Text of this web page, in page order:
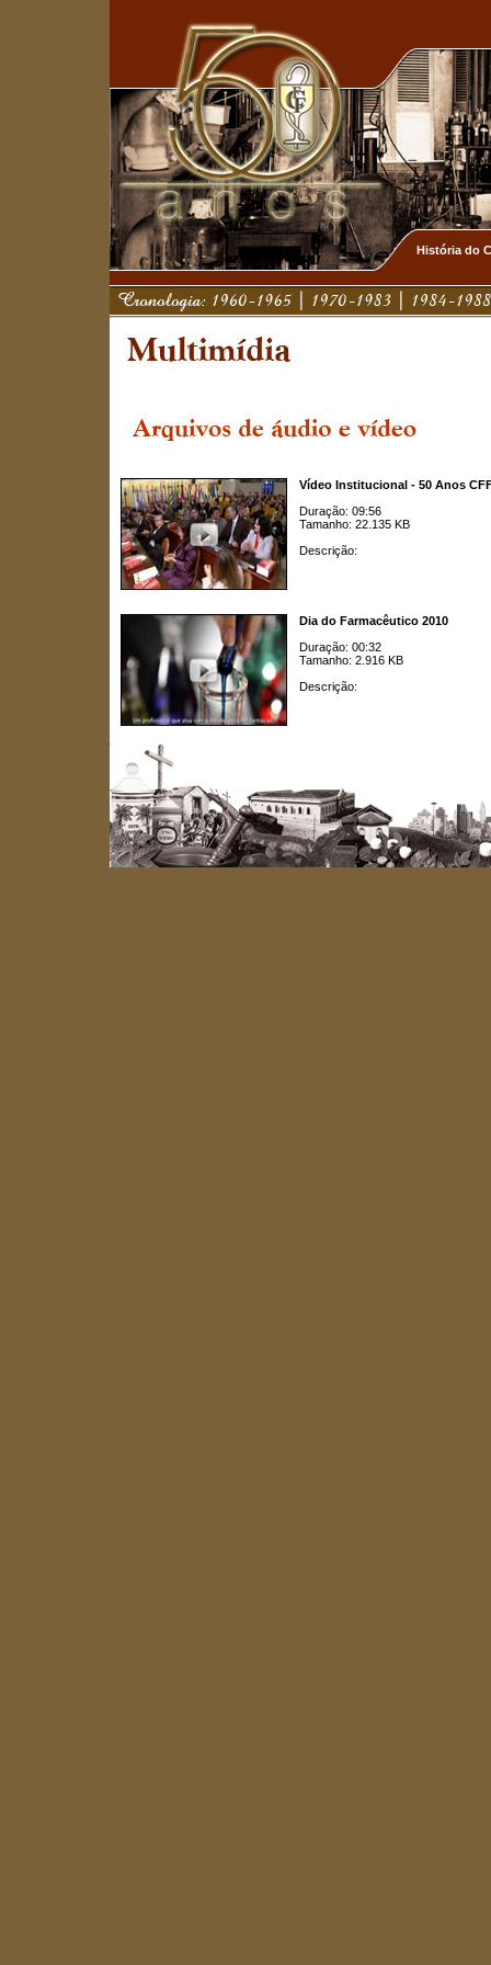
História do
Vídeo Institucional - 50 Anos
Duração: 09:56
Tamanho: 22.135 KB
Descrição:
Dia do Farmacêutico 2010
Duração: 00:32
Tamanho: 2.916 KB
Descrição: